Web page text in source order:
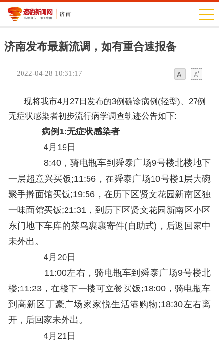
济南发布最新流调，如有重合速报备
2022-04-28 10:31:17
现将我市4月27日发布的3例确诊病例(轻型)、27例
无症状感染者初步流行病学调查轨迹公告如下:
病例1:无症状感染者
4月19日
8:40，骑电瓶车到舜泰广场9号楼北楼地下
一层超意兴买饭;11:56，在舜泰广场10号楼1层大碗
聚手擀面馆买饭;19:56，在历下区贤文花园新南区独
一味面馆买饭;21:31，到历下区贤文花园新南区小区
东门地下车库的菜鸟裹裹寄件(自助式)，后返回家中
未外出。
4月20日
11:00左右，骑电瓶车到舜泰广场9号楼北
楼;11:23，在楼下一楼可立餐买饭;18:00，骑电瓶车
到高新区丁豪广场家家悦生活港购物;18:30左右离
开，后回家未外出。
4月21日